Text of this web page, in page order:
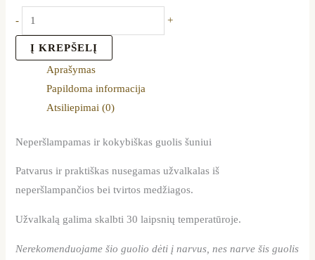
- +
Į KREPŠELĮ
Aprašymas
Papildoma informacija
Atsiliepimai (0)
Neperšlampamas ir kokybiškas guolis šuniui
Patvarus ir praktiškas nusegamas užvalkalas iš
neperšlampančios bei tvirtos medžiagos.
Užvalkalą galima skalbti 30 laipsnių temperatūroje.
Nerekomenduojame šio guolio dėti į narvus, nes narve šis guolis